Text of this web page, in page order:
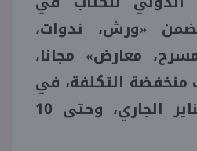
الطلبة
ملفات
تتضمن «ورش، ندوات،
معارض» مجانا،
منخفضة التكلفة، في
الفترة من 27 يناير الجاري، وحتى 10